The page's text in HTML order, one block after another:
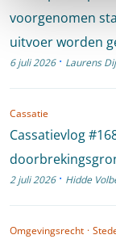
voorgenomen
uitvoer worden
6 juli 2026 · Laurens
Cassatie
Cassatievlog
2 juli 2026 · Hidde
Omgevingsrecht ·